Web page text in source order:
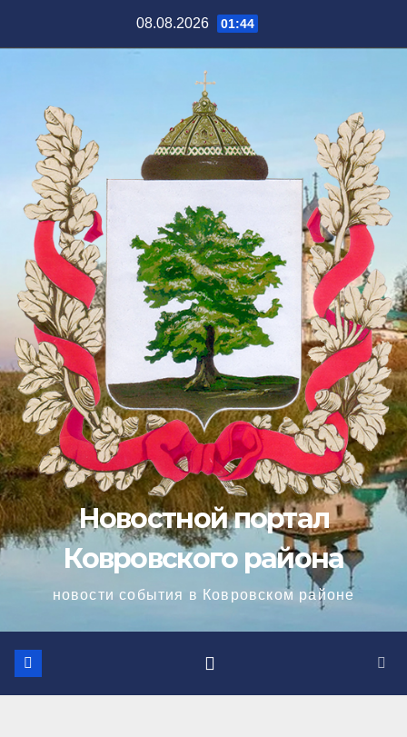
08.08.2026 01:44
Новостной портал
Ковровского района
новости события в Ковровском районе